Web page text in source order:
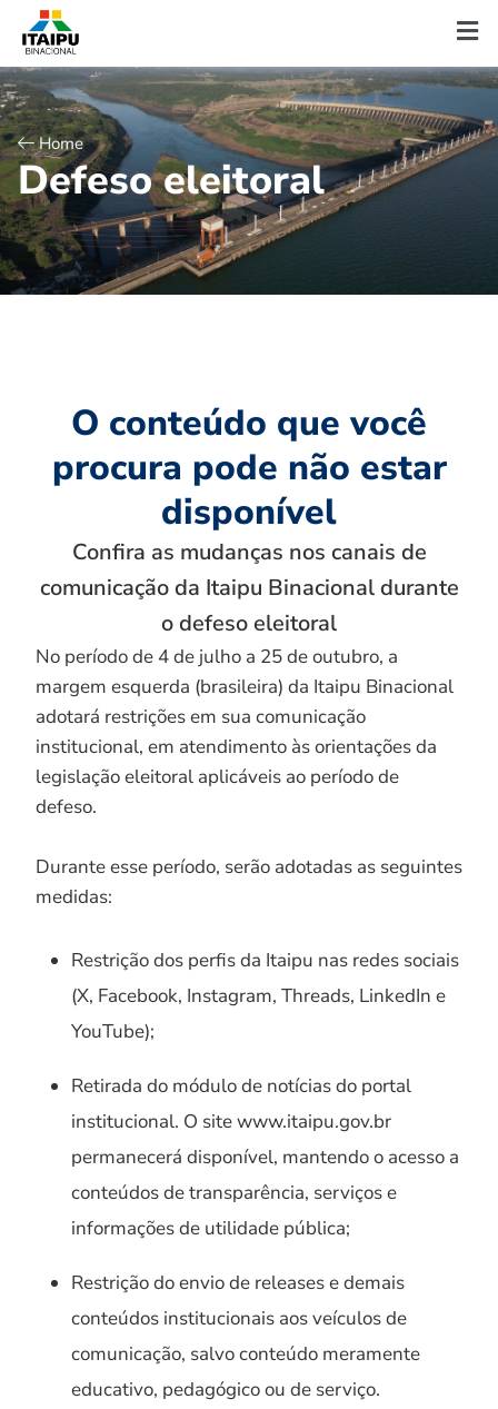
Home
Defeso eleitoral
O conteúdo que você
procura pode não estar
disponível
Confira as mudanças nos canais de
comunicação da Itaipu Binacional durante
o defeso eleitoral
No período de 4 de julho a 25 de outubro, a
margem esquerda (brasileira) da Itaipu Binacional
adotará restrições em sua comunicação
institucional, em atendimento às orientações da
legislação eleitoral aplicáveis ao período de
defeso.
Durante esse período, serão adotadas as seguintes
medidas:
Restrição dos perfis da Itaipu nas redes sociais
(X, Facebook, Instagram, Threads, LinkedIn e
YouTube);
Retirada do módulo de notícias do portal
institucional. O site www.itaipu.gov.br
permanecerá disponível, mantendo o acesso a
conteúdos de transparência, serviços e
informações de utilidade pública;
Restrição do envio de releases e demais
conteúdos institucionais aos veículos de
comunicação, salvo conteúdo meramente
educativo, pedagógico ou de serviço.